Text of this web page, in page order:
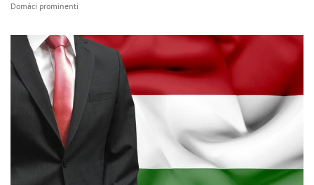
Domáci prominenti